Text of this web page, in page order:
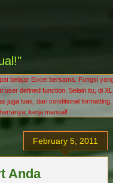
belajar Excel bersama. Fungsi
defined function. Selain itu, di
luas, dari conditional
kerja manual!
February 5, 2011
Anda